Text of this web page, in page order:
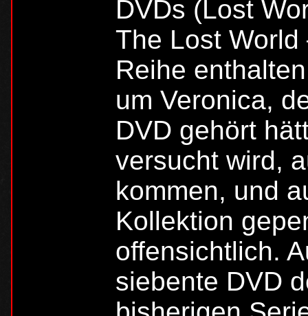
DVDs (Lost
The Lost
Reihe
um Veronica,
DVD gehört
versucht wird,
kommen, und
Kollektion
offensichtlich.
siebente DVD